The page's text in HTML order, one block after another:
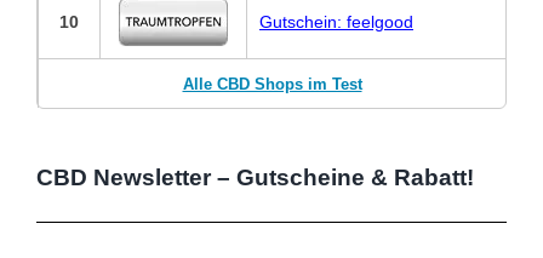
10 Gutschein: feelgood
Alle CBD Shops im Test
CBD Newsletter – Gutscheine & Rabatt!